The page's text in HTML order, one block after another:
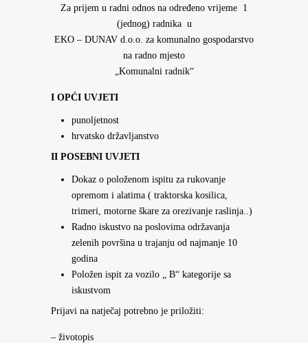
Za prijem u radni odnos na određeno vrijeme 1
(jednog) radnika u
EKO – DUNAV d.o.o. za komunalno gospodarstvo
na radno mjesto
„Komunalni radnik“
I OPĆI UVJETI
punoljetnost
hrvatsko državljanstvo
II POSEBNI UVJETI
Dokaz o položenom ispitu za rukovanje
opremom i alatima ( traktorska kosilica,
trimeri, motorne škare za orezivanje raslinja..)
Radno iskustvo na poslovima održavanja
zelenih površina u trajanju od najmanje 10
godina
Položen ispit za vozilo „ B“ kategorije sa
iskustvom
Prijavi na natječaj potrebno je priložiti:
– životopis